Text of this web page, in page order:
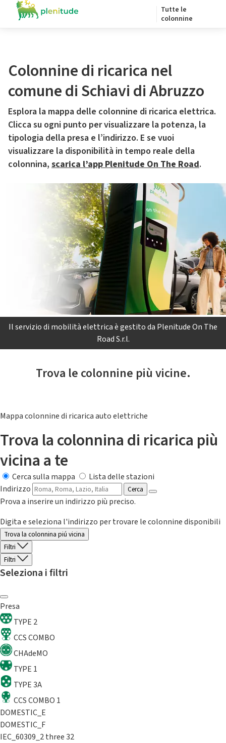
Tutte le
colonnine
Colonnine di ricarica nel
comune di Schiavi di Abruzzo
Esplora la mappa delle colonnine di ricarica elettrica.
Clicca su ogni punto per visualizzare la potenza, la
tipologia della presa e l’indirizzo. E se vuoi
visualizzare la disponibilità in tempo reale della
colonnina, scarica l’app Plenitude On The Road.
Il servizio di mobilità elettrica è gestito da Plenitude On The
Road S.r.l.
Trova le colonnine più vicine.
Mappa colonnine di ricarica auto elettriche
Trova la colonnina di ricarica più
vicina a te
Cerca sulla mappa
Lista delle stazioni
Indirizzo
Cerca
Prova a inserire un indirizzo più preciso.
Digita e seleziona l'indirizzo per trovare le colonnine disponibili
Trova la colonnina piú vicina
Filtri
Filtri
Seleziona i filtri
Presa
TYPE 2
CCS COMBO
CHAdeMO
TYPE 1
TYPE 3A
CCS COMBO 1
DOMESTIC_E
DOMESTIC_F
IEC_60309_2 three 32